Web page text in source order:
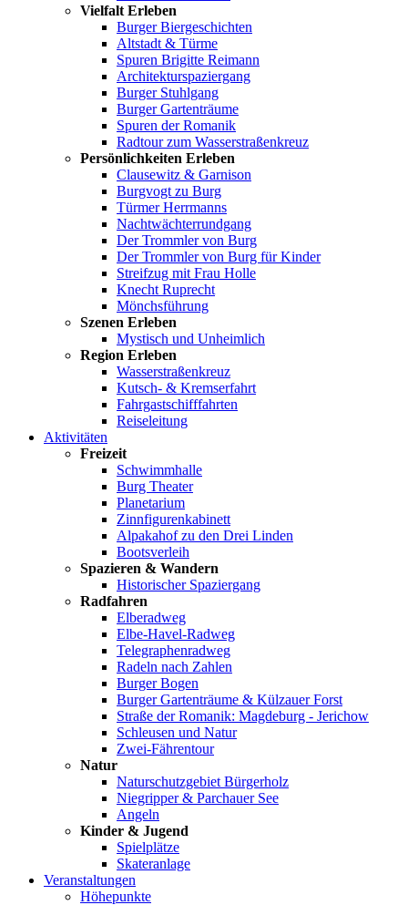
Vielfalt Erleben
Burger Biergeschichten
Altstadt & Türme
Spuren Brigitte Reimann
Architekturspaziergang
Burger Stuhlgang
Burger Gartenträume
Spuren der Romanik
Radtour zum Wasserstraßenkreuz
Persönlichkeiten Erleben
Clausewitz & Garnison
Burgvogt zu Burg
Türmer Herrmanns
Nachtwächterrundgang
Der Trommler von Burg
Der Trommler von Burg für Kinder
Streifzug mit Frau Holle
Knecht Ruprecht
Mönchsführung
Szenen Erleben
Mystisch und Unheimlich
Region Erleben
Wasserstraßenkreuz
Kutsch- & Kremserfahrt
Fahrgastschifffahrten
Reiseleitung
Aktivitäten
Freizeit
Schwimmhalle
Burg Theater
Planetarium
Zinnfigurenkabinett
Alpakahof zu den Drei Linden
Bootsverleih
Spazieren & Wandern
Historischer Spaziergang
Radfahren
Elberadweg
Elbe-Havel-Radweg
Telegraphenradweg
Radeln nach Zahlen
Burger Bogen
Burger Gartenträume & Külzauer Forst
Straße der Romanik: Magdeburg - Jerichow
Schleusen und Natur
Zwei-Fährentour
Natur
Naturschutzgebiet Bürgerholz
Niegripper & Parchauer See
Angeln
Kinder & Jugend
Spielplätze
Skateranlage
Veranstaltungen
Höhepunkte